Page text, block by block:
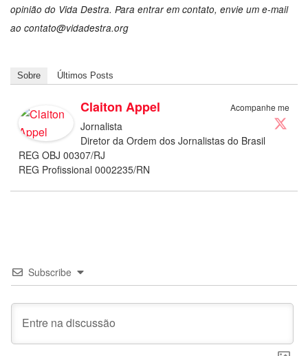
opinião do Vida Destra. Para entrar em contato, envie um e-mail
ao contato@vidadestra.org
Sobre Últimos Posts
Acompanhe me
Claiton Appel
Jornalista
Diretor da Ordem dos Jornalistas do Brasil
REG OBJ 00307/RJ
REG Profissional 0002235/RN
Subscribe